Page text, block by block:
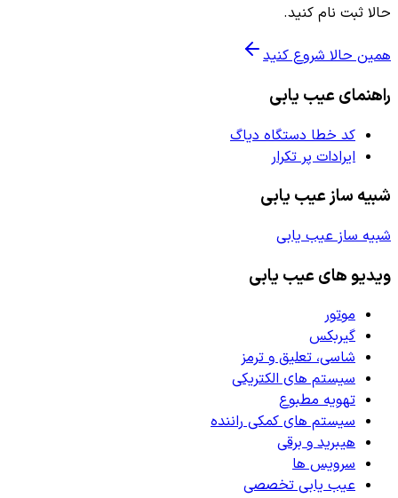
حالا ثبت نام کنید.
همین حالا شروع کنید
راهنمای عیب یابی
کد خطا دستگاه دیاگ
ایرادات پر تکرار
شبیه ساز عیب یابی
شبیه ساز عیب یابی
ویدیو های عیب یابی
موتور
گیربکس
شاسی، تعلیق و ترمز
سیستم های الکتریکی
تهویه مطبوع
سیستم های کمکی راننده
هیبرید و برقی
سرویس ها
عیب یابی تخصصی